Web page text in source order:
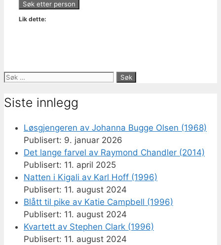
Lik dette:
Søk
Siste innlegg
Løsgjengeren av Johanna Bugge Olsen (1968)
9. januar 2026
Det lange farvel av Raymond Chandler (2014)
11. april 2025
Natten i Kigali av Karl Hoff (1996)
11. august 2024
Blått til pike av Katie Campbell (1996)
11. august 2024
Kvartett av Stephen Clark (1996)
11. august 2024